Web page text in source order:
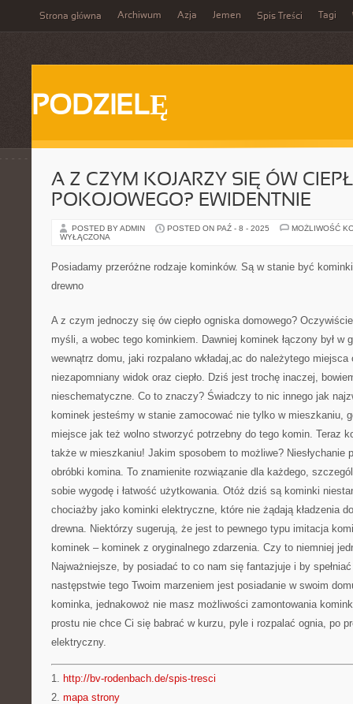
Strona główna Archiwum Azja Jemen Spis Treści Tagi
PODZIELĘ
A Z CZYM KOJARZY SIĘ ÓW
POKOJOWEGO? EWIDENTNIE
POSTED BY ADMIN POSTED ON PAŹ - 8 - 2025
MOŻLIWOŚĆ
WYŁĄCZONA
Posiadamy przeróżne rodzaje kominków. Są w stanie być
drewno
A z czym jednoczy się ów ciepło ogniska domowego?
myśli, a wobec tego kominkiem. Dawniej kominek łączony był w
wewnątrz domu, jaki rozpalano wkładaj,ac do należytego miejsca
niezapomniany widok oraz ciepło. Dziś jest trochę inaczej,
nieschematyczne. Co to znaczy? Świadczy to nic innego jak
kominek jesteśmy w stanie zamocować nie tylko w mieszkaniu,
miejsce jak też wolno stworzyć potrzebny do tego komin. Teraz
także w mieszkaniu! Jakim sposobem to możliwe? Niesłychanie
obróbki komina. To znamienite rozwiązanie dla każdego,
sobie wygodę i łatwość użytkowania. Otóż dziś są kominki
chociażby jako kominki elektryczne, które nie żądają kładzenia
drewna. Niektórzy sugerują, że jest to pewnego typu imitacja
kominek – kominek z oryginalnego zdarzenia. Czy to niemniej
Najważniejsze, by posiadać to co nam się fantazjuje i by
następstwie tego Twoim marzeniem jest posiadanie w swoim
kominka, jednakowoż nie masz możliwości zamontowania
prostu nie chce Ci się babrać w kurzu, pyle i rozpalać ognia, po
elektryczny.
1. http://bv-rodenbach.de/spis-tresci
2. mapa strony